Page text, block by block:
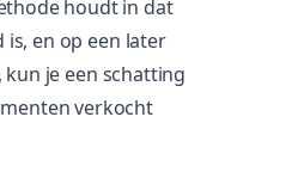
houdt in dat
en op een later
je een schatting
verkocht